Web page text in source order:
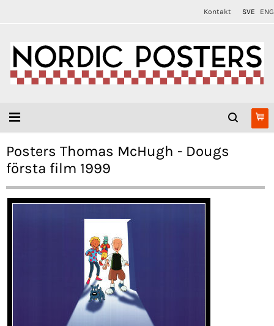
Kontakt SVE ENG
Posters Thomas McHugh - Dougs
första film 1999